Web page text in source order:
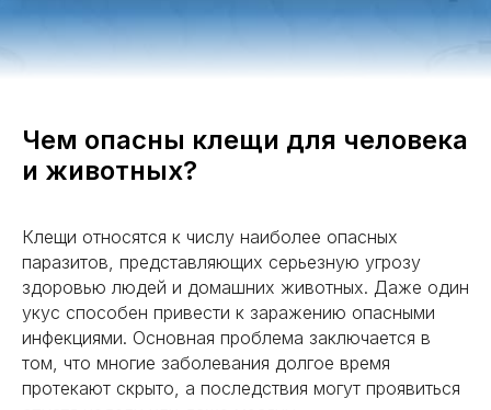
Чем опасны клещи для человека
и животных?
Клещи относятся к числу наиболее опасных
паразитов, представляющих серьезную угрозу
здоровью людей и домашних животных. Даже один
укус способен привести к заражению опасными
инфекциями. Основная проблема заключается в
том, что многие заболевания долгое время
протекают скрыто, а последствия могут проявиться